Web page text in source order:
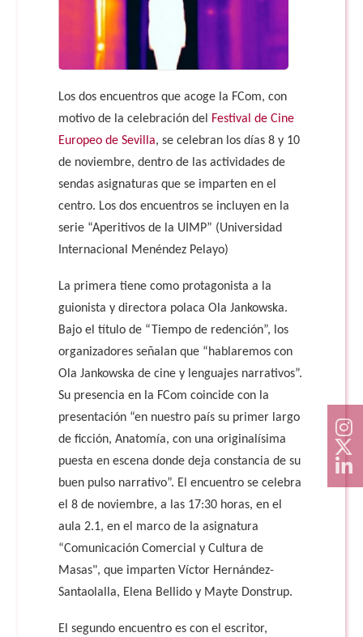
Los dos encuentros que acoge la FCom, con
motivo de la celebración del Festival de Cine
Europeo de Sevilla, se celebran los días 8 y 10
de noviembre, dentro de las actividades de
sendas asignaturas que se imparten en el
centro. Los dos encuentros se incluyen en la
serie “Aperitivos de la UIMP” (Universidad
Internacional Menéndez Pelayo)
La primera tiene como protagonista a la
guionista y directora polaca Ola Jankowska.
Bajo el título de “Tiempo de redención”, los
organizadores señalan que “hablaremos con
Ola Jankowska de cine y lenguajes narrativos”.
Su presencia en la FCom coincide con la
presentación “en nuestro país su primer largo
de ficción, Anatomía, con una originalísima
puesta en escena donde deja constancia de su
buen pulso narrativo”. El encuentro se celebra
el 8 de noviembre, a las 17:30 horas, en el
aula 2.1, en el marco de la asignatura
“Comunicación Comercial y Cultura de
Masas", que imparten Víctor Hernández-
Santaolalla, Elena Bellido y Mayte Donstrup.
El segundo encuentro es con el escritor,